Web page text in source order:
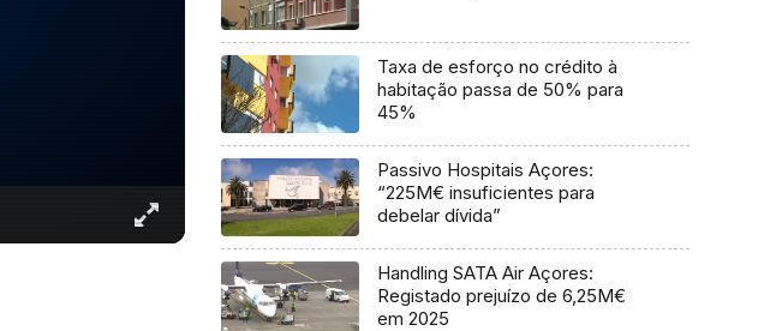
Taxa de esforço no crédito à
habitação passa de 50% para
45%
Passivo Hospitais Açores:
“225M€ insuficientes para
debelar dívida”
Handling SATA Air Açores:
Registado prejuízo de 6,25M€
em 2025